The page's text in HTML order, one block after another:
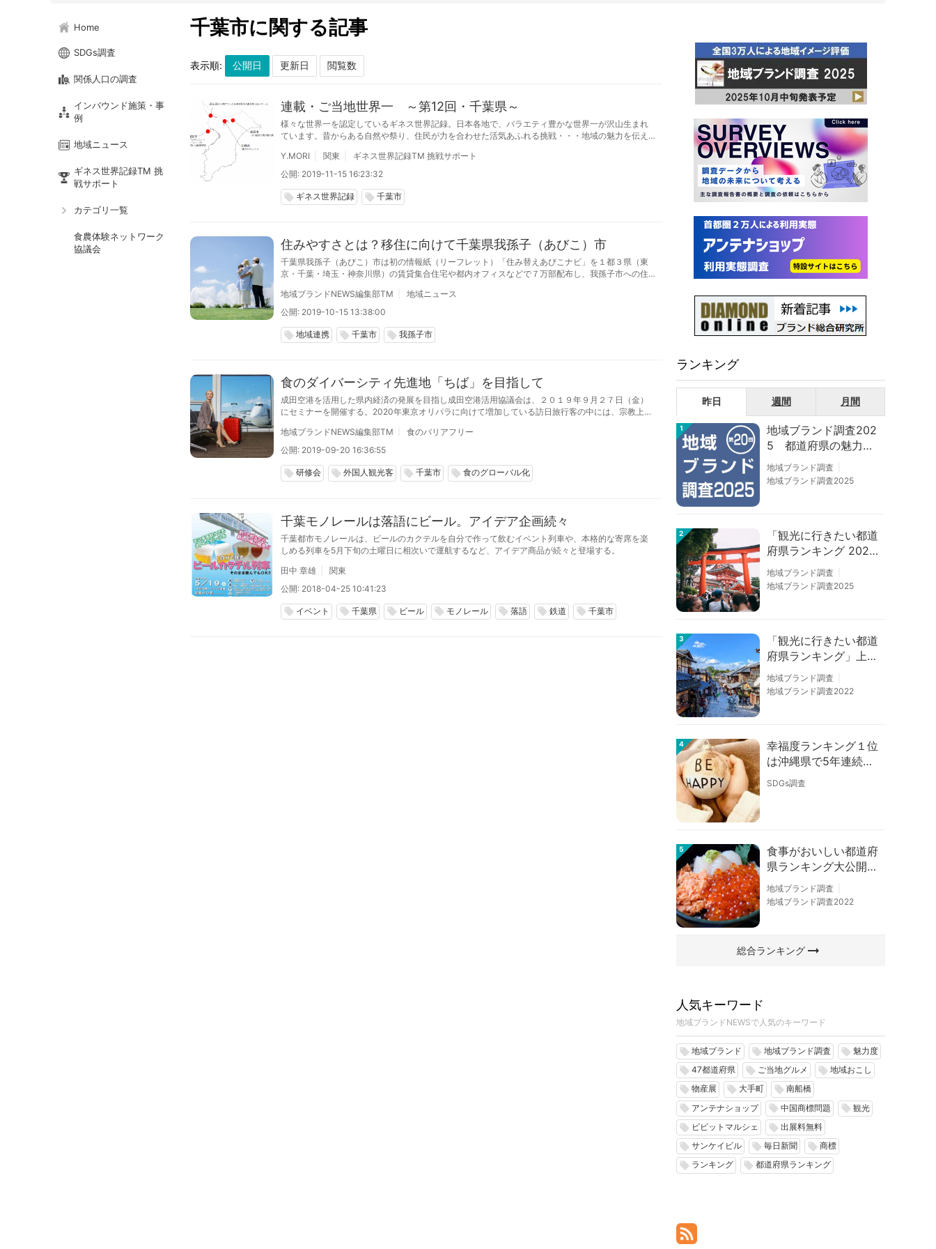
Home
SDGs調査
関係人口の調査
インバウンド施策・事
例
地域ニュース
ギネス世界記録TM 挑
戦サポート
カテゴリ一覧
食農体験ネットワーク
協議会
千葉市に関する記事
表示順:
連載・ご当地世界一 ～第12回・千葉県～
様々な世界一を認定しているギネス世界記録。日本各地で、バラエティ豊かな世界一が沢山生まれ
ています。昔からある自然や祭り、住民が力を合わせた活気あふれる挑戦・・・地域の魅力を伝え
Y.MORI
関東
ギネス世界記録TM 挑戦サポート
公開: 2019-11-15 16:23:32
local_offer ギネス世界記録 local_offer 千葉市
住みやすさとは？移住に向けて千葉県我孫子（あびこ）市
千葉県我孫子（あびこ）市は初の情報紙（リーフレット）「住み替えあびこナビ」を１都３県（東
京・千葉・埼玉・神奈川県）の賃貸集合住宅や都内オフィスなどで７万部配布し、我孫子市への住
地域ブランドNEWS編集部TM
地域ニュース
公開: 2019-10-15 13:38:00
local_offer 地域連携 local_offer 千葉市 local_offer 我孫子市
食のダイバーシティ先進地「ちば」を目指して
成田空港を活用した県内経済の発展を目指し成田空港活用協議会は、２０１９年９月２７日（金）
にセミナーを開催する。2020年東京オリパラに向けて増加している訪日旅行客の中には、宗教上の
ディズニーランドをもつ「ちば」は、食のグローバル化を目指す
地域ブランドNEWS編集部TM
食のバリアフリー
公開: 2019-09-20 16:36:55
local_offer 研修会 local_offer 外国人観光客 local_offer 千葉市 local_offer 食のグローバル化
千葉モノレールは落語にビール。アイデア企画続々
千葉都市モノレールは、ビールのカクテルを自分で作って飲むイベント列車や、本格的な寄席を楽
しめる列車を5月下旬の土曜日に相次いで運航するなど、アイデア商品が続々と登場する。
田中 章雄
関東
公開: 2018-04-25 10:41:23
local_offer イベント local_offer 千葉県 local_offer ビール local_offer モノレール local_offer 落語 local_offer 鉄道 local_offer 千葉市
ランキング
昨日 週間 月間
1
地域ブランド調査202
5 都道府県の魅力度
等調査結果
地域ブランド調査
地域ブランド調査2025
2
「観光に行きたい都道
府県ランキング 202
6」京都は低下、神奈
川上昇
地域ブランド調査
地域ブランド調査2025
3
「観光に行きたい都道
府県ランキング」上位
の順位に変動あり
地域ブランド調査
地域ブランド調査2022
4
幸福度ランキング１位
は沖縄県で5年連続！
佐賀、愛知が順位上昇
【幸福度調査2026】
SDGs調査
5
食事がおいしい都道府
県ランキング大公開！
１位は北海道、３位は
大阪府、２位は〇〇
地域ブランド調査
地域ブランド調査2022
総合ランキングarrow_right_alt
人気キーワード
地域ブランドNEWSで人気のキーワード
local_offer 地域ブランド local_offer 地域ブランド調査 local_offer 魅力度
local_offer 47都道府県 local_offer ご当地グルメ local_offer 地域おこし
local_offer 物産展 local_offer 大手町 local_offer 南船橋
local_offer アンテナショップ local_offer 中国商標問題 local_offer 観光
local_offer ビビットマルシェ local_offer 出展料無料
local_offer サンケイビル local_offer 毎日新聞 local_offer 商標
local_offer ランキング local_offer 都道府県ランキング